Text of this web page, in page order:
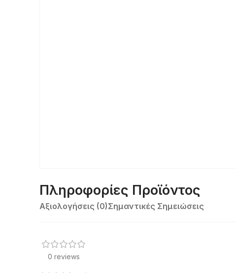
Πληροφορίες Προϊόντος
Αξιολογήσεις (0)Σημαντικές Σημειώσεις
0 reviews